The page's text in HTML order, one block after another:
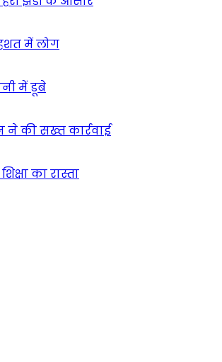
में लोग
में डूबे
ने की सख्त कार्रवाई
का रास्ता